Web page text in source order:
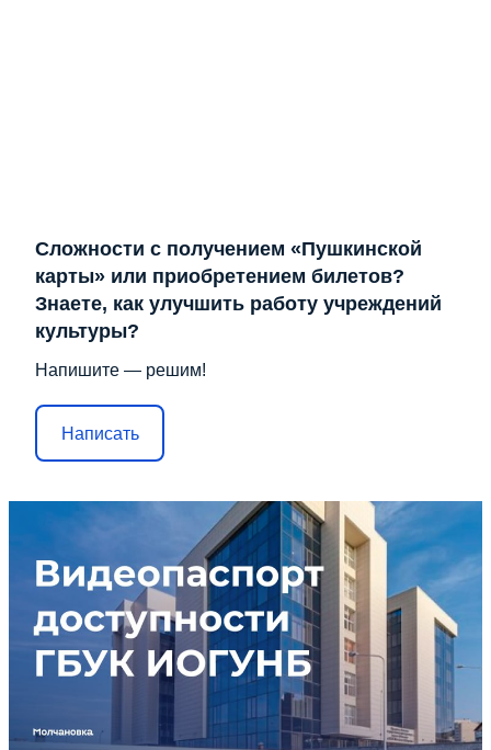
Сложности с получением «Пушкинской
карты» или приобретением билетов?
Знаете, как улучшить работу учреждений
культуры?
Напишите — решим!
Написать